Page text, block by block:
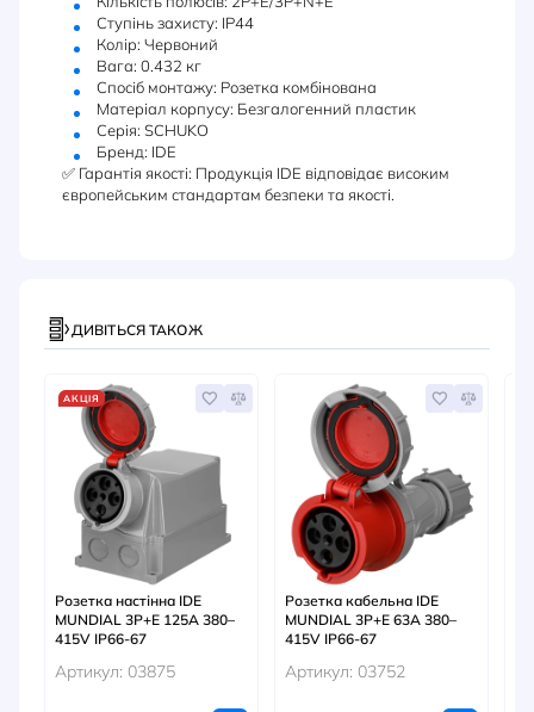
Ступінь захисту: IP44
Колір: Червоний
Вага: 0.432 кг
Спосіб монтажу: Розетка комбінована
Матеріал корпусу: Безгалогенний пластик
Серія: SCHUKO
Бренд: IDE
✅ Гарантія якості: Продукція IDE відповідає високим
європейським стандартам безпеки та якості.
ДИВІТЬСЯ ТАКОЖ
АКЦІЯ
Розетка настінна IDE
MUNDIAL 3P+E 125A 380–
415V IP66-67
Артикул: 03875
Розетка кабельна IDE
MUNDIAL 3P+E 63A 380–
415V IP66-67
Артикул: 03752